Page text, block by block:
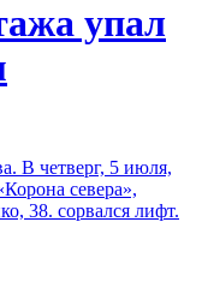
упал
четверг, 5 июля,
севера»,
38. сорвался лифт.